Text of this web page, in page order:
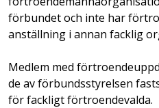
förbundet och inte har
anställning i annan facklig
Medlem med
de av förbundsstyrelsen
för fackligt förtroendevalda.